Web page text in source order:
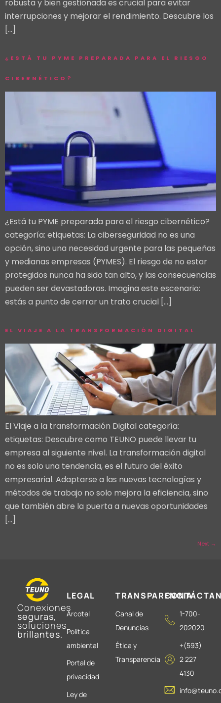
robusta y bien gestionada es crucial para evitar
interrupciones y mejorar el rendimiento. Descubre los
[…]
¿ESTÁ TU PYME PREPARADA PARA EL RIESGO
CIBERNÉTICO?
¿Está tu PYME preparada para el riesgo cibernético?
categoría: etiquetas: La ciberseguridad no es una
opción, sino una necesidad urgente para las pequeñas
y medianas empresas (PYMES). El riesgo de no estar
protegidos nunca ha sido tan alto, y las consecuencias
pueden ser devastadoras. Imagina este escenario:
estás a punto de cerrar un trato crucial […]
EL VIAJE A LA TRANSFORMACIÓN DIGITAL
El Viaje a la transformación Digital categoría:
etiquetas: Descubre como TEUNO puede llevar tu
empresa al siguiente nivel. La transformación digital
no es solo una tendencia, es el futuro del éxito
empresarial. Adaptarse a las nuevas tecnologías y
métodos de trabajo no solo mejora la eficiencia, sino
que también abre la puerta a nuevas oportunidades
[…]
Next →
Conexiones
seguras,
soluciones
brillantes.
LEGAL
Arcotel
Política
ambiental
Portal de
privacidad
Ley de
TRANSPARENCIA
Canal de
Denuncias
Ética y
Transparencia
1-700-
202020
+(593)
2 227
4130